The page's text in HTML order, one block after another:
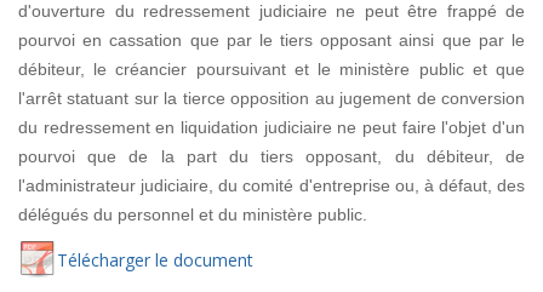
d'ouverture du redressement judiciaire ne peut être frappé de
pourvoi en cassation que par le tiers opposant ainsi que par le
débiteur, le créancier poursuivant et le ministère public et que
l'arrêt statuant sur la tierce opposition au jugement de conversion
du redressement en liquidation judiciaire ne peut faire l'objet d'un
pourvoi que de la part du tiers opposant, du débiteur, de
l'administrateur judiciaire, du comité d'entreprise ou, à défaut, des
délégués du personnel et du ministère public.
Télécharger le document